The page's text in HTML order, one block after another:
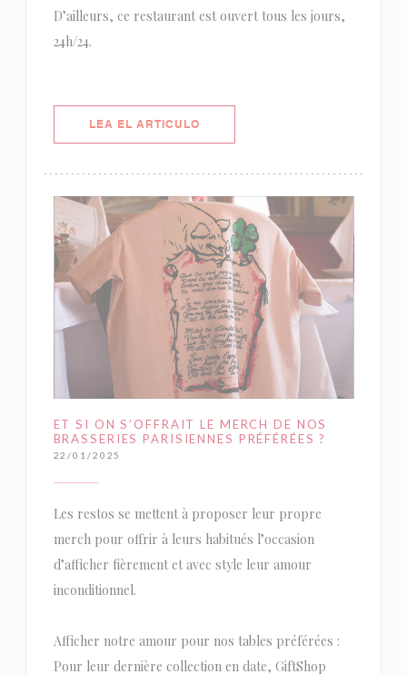
D’ailleurs, ce restaurant est ouvert tous les jours,
24h/24.
LEA EL ARTICULO((ABRE EN UNA NUEVA
ET SI ON S’OFFRAIT LE MERCH DE NOS
BRASSERIES PARISIENNES PRÉFÉRÉES ?
22/01/2025
Les restos se mettent à proposer leur propre
merch pour offrir à leurs habitués l’occasion
d’afficher fièrement et avec style leur amour
inconditionnel.
Afficher notre amour pour nos tables préférées :
Pour leur dernière collection en date, GiftShop